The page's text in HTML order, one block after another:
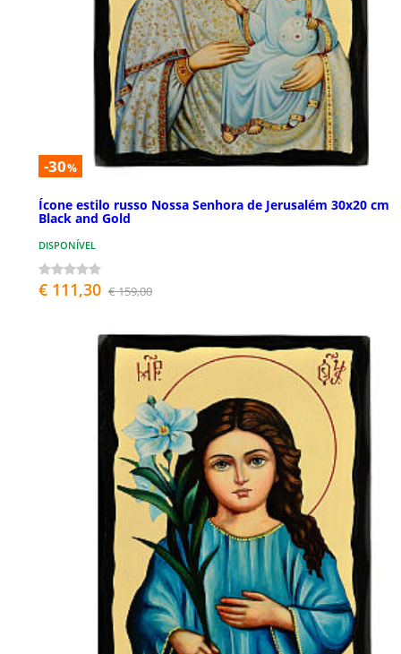
-30%
Ícone estilo russo Nossa Senhora de Jerusalém 30x20 cm
Black and Gold
DISPONÍVEL
€ 111,30 € 159,00